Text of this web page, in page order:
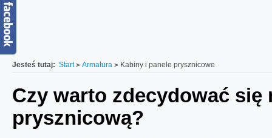
Jesteś tutaj: Start Armatura Kabiny i panele prysznicowe
Czy warto zdecydować się
prysznicową?